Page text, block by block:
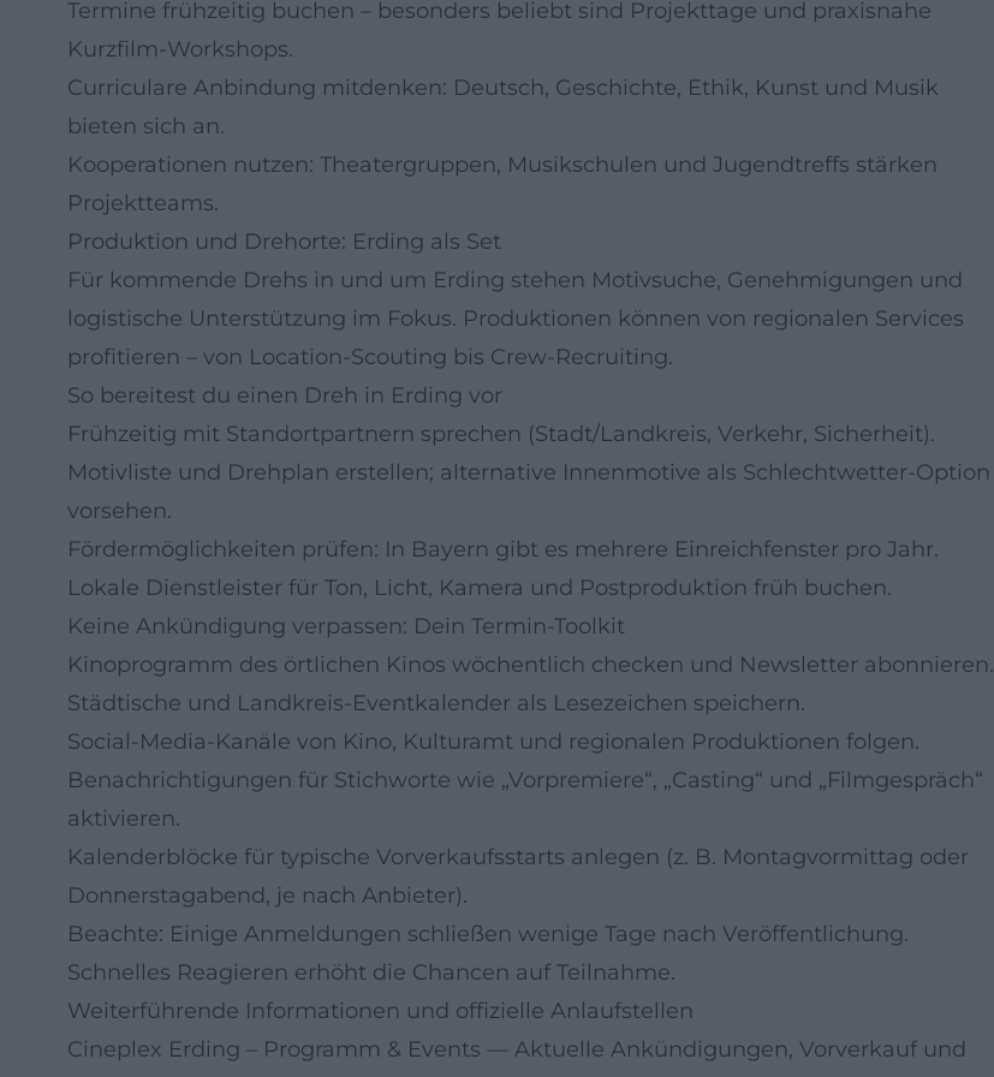
Termine frühzeitig buchen – besonders beliebt sind Projekttage und praxisnahe
Kurzfilm-Workshops.
Curriculare Anbindung mitdenken: Deutsch, Geschichte, Ethik, Kunst und Musik
bieten sich an.
Kooperationen nutzen: Theatergruppen, Musikschulen und Jugendtreffs stärken
Projektteams.
Produktion und Drehorte: Erding als Set
Für kommende Drehs in und um Erding stehen Motivsuche, Genehmigungen und
logistische Unterstützung im Fokus. Produktionen können von regionalen Services
profitieren – von Location-Scouting bis Crew-Recruiting.
So bereitest du einen Dreh in Erding vor
Frühzeitig mit Standortpartnern sprechen (Stadt/Landkreis, Verkehr, Sicherheit).
Motivliste und Drehplan erstellen; alternative Innenmotive als Schlechtwetter-Option
vorsehen.
Fördermöglichkeiten prüfen: In Bayern gibt es mehrere Einreichfenster pro Jahr.
Lokale Dienstleister für Ton, Licht, Kamera und Postproduktion früh buchen.
Keine Ankündigung verpassen: Dein Termin‑Toolkit
Kinoprogramm des örtlichen Kinos wöchentlich checken und Newsletter abonnieren.
Städtische und Landkreis‑Eventkalender als Lesezeichen speichern.
Social‑Media‑Kanäle von Kino, Kulturamt und regionalen Produktionen folgen.
Benachrichtigungen für Stichworte wie „Vorpremiere“, „Casting“ und „Filmgespräch“
aktivieren.
Kalenderblöcke für typische Vorverkaufsstarts anlegen (z. B. Montagvormittag oder
Donnerstagabend, je nach Anbieter).
Beachte: Einige Anmeldungen schließen wenige Tage nach Veröffentlichung.
Schnelles Reagieren erhöht die Chancen auf Teilnahme.
Weiterführende Informationen und offizielle Anlaufstellen
Cineplex Erding – Programm & Events — Aktuelle Ankündigungen, Vorverkauf und